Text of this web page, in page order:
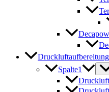
Druckluftaufbereitung
Spalte1